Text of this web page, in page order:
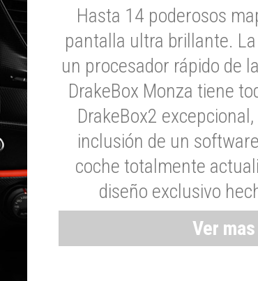
Hasta 14 poderosos
pantalla ultra brillante.
un procesador rápido de
DrakeBox Monza tiene
DrakeBox2
inclusión de un
coche totalmente
diseño exclusivo
Ver mas